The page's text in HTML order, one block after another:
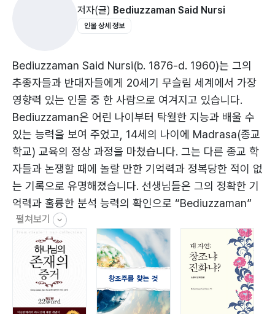
저자(글) Bediuzzaman Said Nursi
인물 상세 정보
Bediuzzaman Said Nursi(b. 1876-d. 1960)는 그의
추종자들과 반대자들에게 20세기 무슬림 세계에서 가장
영향력 있는 인물 중 한 사람으로 여겨지고 있습니다.
Bediuzzaman은 어린 나이부터 탁월한 지능과 배울 수
있는 능력을 보여 주었고, 14세의 나이에 Madrasa(종교
학교) 교육의 정상 과정을 마쳤습니다. 그는 다른 종교 학
자들과 논쟁할 때에 놀랄 만한 기억력과 정복당한 적이 없
는 기록으로 유명해졌습니다. 선생님들은 그의 정확한 기
억력과 훌륭한 분석 능력의 확인으로 “Bediuzzaman”
또는 “비할 데 없는 시간” 또는 “놀라운 시간”이라는 칭호
를 주었습니다. 그의 전기 작가들에 따르면, 다른 학생들
이 9년만에 성취할 수 있는 것들을 Nursi는 3개월 만에
성취했습니다.
Bediuzzaman Said Nursi의 작품(The Risale-i Nur
Collection)은 130권의 책으로 구성되어 있으며, 탁월하
펼쳐보기